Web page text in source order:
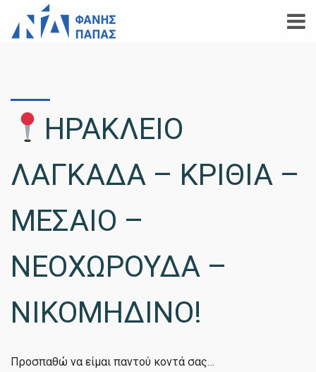
ΗΡΑΚΛΕΙΟ
ΛΑΓΚΑΔΑ – ΚΡΙΘΙΑ –
ΜΕΣΑΙΟ –
ΝΕΟΧΩΡΟΥΔΑ –
ΝΙΚΟΜΗΔΙΝΟ!
Προσπαθώ να είμαι παντού κοντά σας…